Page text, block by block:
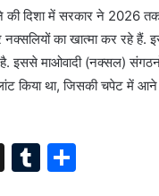
दिशा में सरकार ने 2026 तक
नक्सलियों का खात्मा कर रहे
इससे माओवादी (नक्सल)
किया था, जिसकी चपेट में
X
T